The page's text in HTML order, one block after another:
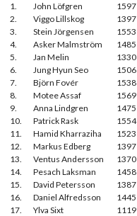
1. John Löfgren 1597
2.
Viggo Lillskog 1397
3.
Stein Jörgensen 1553
4.
Asker Malmström 1485
5.
Jan Melin 1330
6.
Jung Hyun Seo 1506
7.
Björn Fovér 1538
8.
Motee Assaf 1569
9.
Anna Lindgren 1475
10.
Patrick Rask 1554
11.
Hamid Kharraziha 1523
12.
Markus Edberg 1397
13.
Ventus Andersson 1370
14.
Pesach Laksman 1458
15.
David Petersson 1387
16.
Daniel Alfredsson 1445
17.
Ylva Sixt 1119